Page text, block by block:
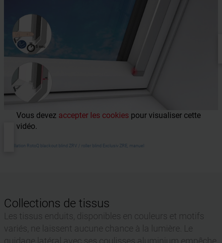
Vous devez accepter les cookies pour visualiser cette
vidéo.
Installation RotoQ blackout blind ZRV / roller blind Exclusiv ZRE, manuel
Collections de tissus
Les tissus enduits, disponibles en couleurs et motifs
variés, ne laissent aucune chance à la lumière. Le
guidage latéral avec ses coulisses aluminium empêche